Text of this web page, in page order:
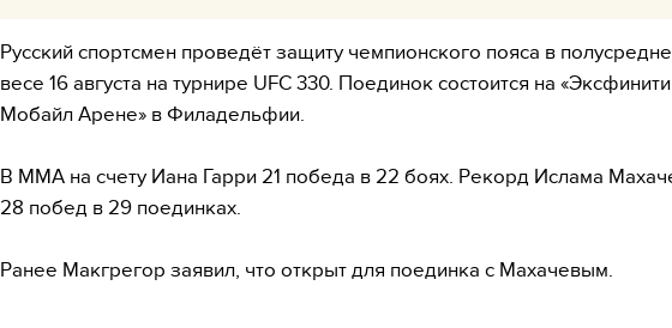
Русский спортсмен проведёт защиту чемпионского пояса в
весе 16 августа на турнире UFC 330. Поединок состоится на «Эксфинити
Мобайл Арене» в Филадельфии.
В ММА на счету Иана Гарри 21 победа в 22 боях. Рекорд Ислама
28 побед в 29 поединках.
Ранее Макгрегор заявил, что открыт для поединка с Махачевым.